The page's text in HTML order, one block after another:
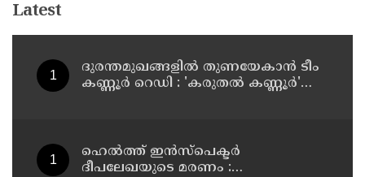
Latest
ദുരന്തമുഖങ്ങളിൽ തുണയേകാൻ ടീം
കണ്ണൂർ റെഡി : 'കരുതൽ കണ്ണൂർ'
ഹെൽത്ത് ഇൻസ്പെക്ടർ
ദീപലേഖയുടെ മരണം :